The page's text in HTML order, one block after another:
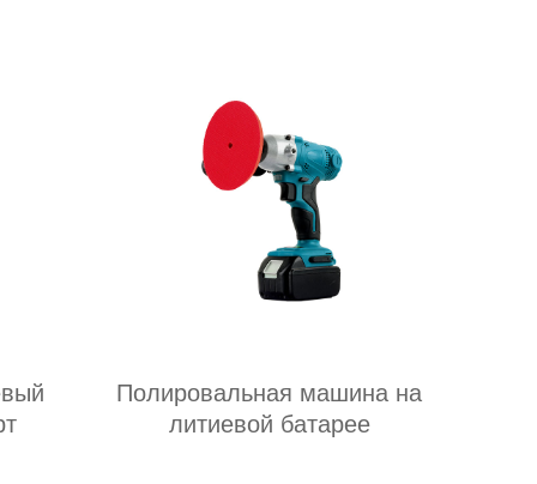
Полировальная машина на
литиевой батарее